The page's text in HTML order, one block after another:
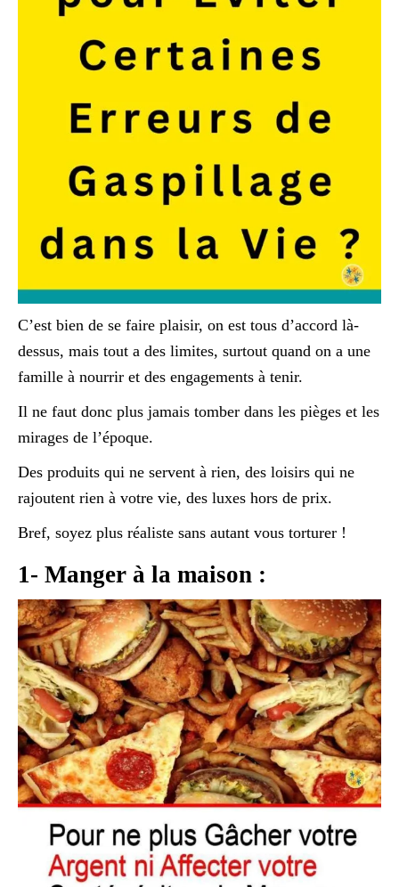
C’est bien de se faire plaisir, on est tous d’accord là-
dessus, mais tout a des limites, surtout quand on a une
famille à nourrir et des engagements à tenir.
Il ne faut donc plus jamais tomber dans les pièges et les
mirages de l’époque.
Des produits qui ne servent à rien, des loisirs qui ne
rajoutent rien à votre vie, des luxes hors de prix.
Bref, soyez plus réaliste sans autant vous torturer !
1- Manger à la maison :